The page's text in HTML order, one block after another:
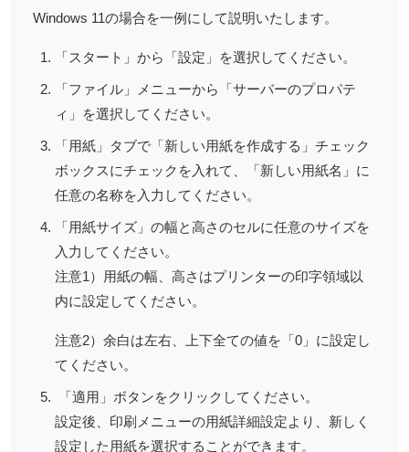
Windows 11の場合を一例にして説明いたします。
「スタート」から「設定」を選択してください。
「ファイル」メニューから「サーバーのプロパテ
ィ」を選択してください。
「用紙」タブで「新しい用紙を作成する」チェック
ボックスにチェックを入れて、「新しい用紙名」に
任意の名称を入力してください。
「用紙サイズ」の幅と高さのセルに任意のサイズを
入力してください。
注意1）用紙の幅、高さはプリンターの印字領域以
内に設定してください。
注意2）余白は左右、上下全ての値を「0」に設定し
てください。
「適用」ボタンをクリックしてください。
設定後、印刷メニューの用紙詳細設定より、新しく
設定した用紙を選択することができます。